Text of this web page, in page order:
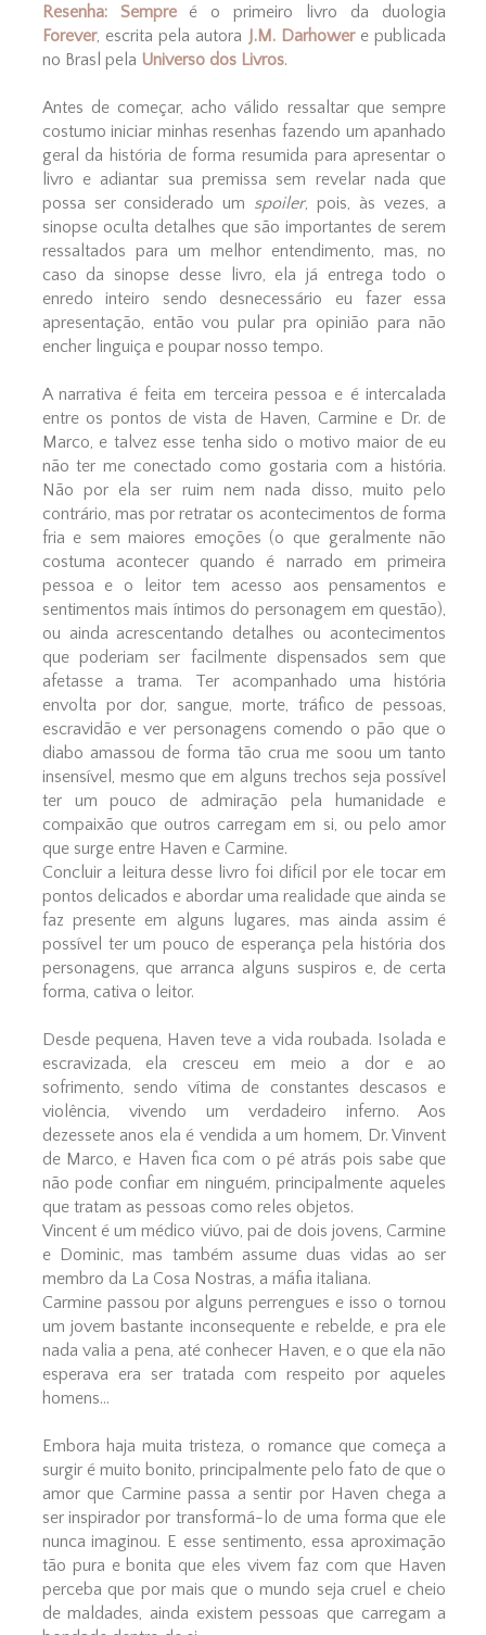
Resenha: Sempreé o primeiro livro da duologia
Forever, escrita pela autora J.M. Darhowere publicada
no Brasl pela Universo dos Livros.
Antes de começar, acho válido ressaltar que sempre
costumo iniciar minhas resenhas fazendo um apanhado
geral da história de forma resumida para apresentar o
livro e adiantar sua premissa sem revelar nada que
possa ser considerado um spoiler, pois, às vezes, a
sinopse oculta detalhes que são importantes de serem
ressaltados para um melhor entendimento, mas, no
caso da sinopse desse livro, ela já entrega todo o
enredo inteiro sendo desnecessário eu fazer essa
apresentação, então vou pular pra opinião para não
encher linguiça e poupar nosso tempo.
A narrativa é feita em terceira pessoa e é intercalada
entre os pontos de vista de Haven, Carmine e Dr. de
Marco, e talvez esse tenha sido o motivo maior de eu
não ter me conectado como gostaria com a história.
Não por ela ser ruim nem nada disso, muito pelo
contrário, mas por retratar os acontecimentos de forma
fria e sem maiores emoções (o que geralmente não
costuma acontecer quando é narrado em primeira
pessoa e o leitor tem acesso aos pensamentos e
sentimentos mais íntimos do personagem em questão),
ou ainda acrescentando detalhes ou acontecimentos
que poderiam ser facilmente dispensados sem que
afetasse a trama. Ter acompanhado uma história
envolta por dor, sangue, morte, tráfico de pessoas,
escravidão e ver personagens comendo o pão que o
diabo amassou de forma tão crua me soou um tanto
insensível, mesmo que em alguns trechos seja possível
ter um pouco de admiração pela humanidade e
compaixão que outros carregam em si, ou pelo amor
que surge entre Haven e Carmine.
Concluir a leitura desse livro foi difícil por ele tocar em
pontos delicados e abordar uma realidade que ainda se
faz presente em alguns lugares, mas ainda assim é
possível ter um pouco de esperança pela história dos
personagens, que arranca alguns suspiros e, de certa
forma, cativa o leitor.
Desde pequena, Haven teve a vida roubada. Isolada e
escravizada, ela cresceu em meio a dor e ao
sofrimento, sendo vítima de constantes descasos e
violência, vivendo um verdadeiro inferno. Aos
dezessete anos ela é vendida a um homem, Dr. Vinvent
de Marco, e Haven fica com o pé atrás pois sabe que
não pode confiar em ninguém, principalmente aqueles
que tratam as pessoas como reles objetos.
Vincent é um médico viúvo, pai de dois jovens, Carmine
e Dominic, mas também assume duas vidas ao ser
membro da La Cosa Nostras, a máfia italiana.
Carmine passou por alguns perrengues e isso o tornou
um jovem bastante inconsequente e rebelde, e pra ele
nada valia a pena, até conhecer Haven, e o que ela não
esperava era ser tratada com respeito por aqueles
homens...
Embora haja muita tristeza, o romance que começa a
surgir é muito bonito, principalmente pelo fato de que o
amor que Carmine passa a sentir por Haven chega a
ser inspirador por transformá-lo de uma forma que ele
nunca imaginou. E esse sentimento, essa aproximação
tão pura e bonita que eles vivem faz com que Haven
perceba que por mais que o mundo seja cruel e cheio
de maldades, ainda existem pessoas que carregam a